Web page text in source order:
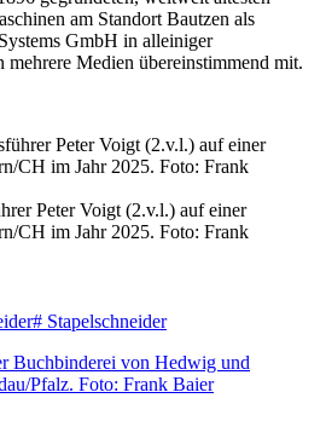
am Standort Bautzen als
GmbH in alleiniger
Medien übereinstimmend mit.
Peter Voigt (2.v.l.) auf einer
CH im Jahr 2025. Foto: Frank
# Stapelschneider